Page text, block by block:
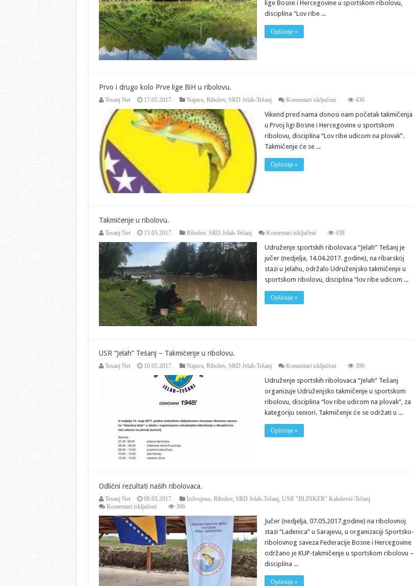
ribolovu.
lige Bosne i Hercegovine u sportskom ribolovu,
disciplina “Lov ribe ...
Opširnije »
Prvo i drugo kolo Prve lige BiH u ribolovu.
Tesanj Net 17.05.2017. Najava, Ribolov, SRD Jelah-Tešanj Komentari isključeniza
i
drugo
kolo
Prve
436
Vikend pred nama donosi nam početak takmičenja
u Prvoj ligi Bosne i Hercegovine u sportskom
ribolovu, disciplina “Lov ribe udicom na plovak”.
Takmičenje će se ...
Opširnije »
Takmičenje u ribolovu.
Tesanj Net 15.05.2017. Ribolov, SRD Jelah-Tešanj Komentari isključeniza
u
ribolovu.
438
Udruženje sportskih ribolovaca “Jelah” Tešanj je
jučer (nedjelja, 14.04.2017. godine), na ribarskoj
stazi u Jelahu, održalo Udruženjsko takmičenje u
sportskom ribolovu, disciplina “lov ribe udicom ...
Opširnije »
USR “Jelah” Tešanj – Takmičenje u ribolovu.
Tesanj Net 10.05.2017. Najava, Ribolov, SRD Jelah-Tešanj Komentari isključeniza
“Jelah”
Tešanj
Takmičenje
u
396
Udruženje sportskih ribolovaca “Jelah” Tešanj
organizuje Udruženjsko takmičenje u sportskom
ribolovu, disciplina “lov ribe udicom na plovak”, za
kategoriju seniori. Takmičenje će se održati u ...
Opširnije »
Odlični rezultati naših ribolovaca.
Tesanj Net 08.05.2017. Izdvojeno, Ribolov, SRD Jelah-Tešanj, USR "BLINKER" Kalošević-Tešanj
Komentari isključeniza
rezultati
naših
ribolovaca.
306
Jučer (nedjelja, 07.05.2017.godine) na ribolovnoj
stazi “Lađenica” u Sarajevu, u organizaciji Sportsko-
ribolovnog saveza Federacije Bosne i Hercegovine
održano je KUP-takmičenje u sportskom ribolovu –
disciplina ...
Opširnije »